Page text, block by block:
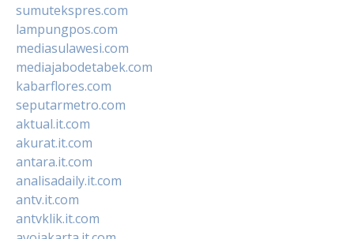
sumutekspres.com
lampungpos.com
mediasulawesi.com
mediajabodetabek.com
kabarflores.com
seputarmetro.com
aktual.it.com
akurat.it.com
antara.it.com
analisadaily.it.com
antv.it.com
antvklik.it.com